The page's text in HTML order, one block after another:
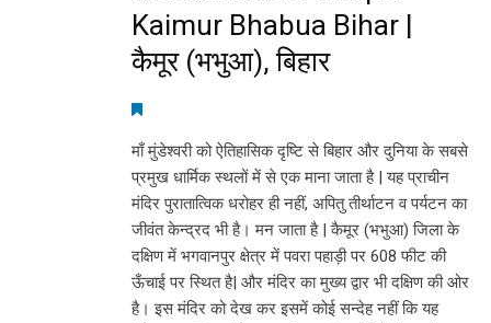
Kaimur Bhabua Bihar |
कैमूर (भभुआ), बिहार
माँ मुंडेश्वरी को ऐतिहासिक दृष्टि से बिहार और दुनिया के सबसे
प्रमुख धार्मिक स्थलों में से एक माना जाता है | यह प्राचीन
मंदिर पुरातात्विक धरोहर ही नहीं, अपितु तीर्थाटन व पर्यटन का
जीवंत केन्द्रद भी है। मन जाता है | कैमूर (भभुआ) जिला के
दक्षिण में भगवानपुर क्षेत्र में पवरा पहाड़ी पर 608 फीट की
ऊँचाई पर स्थित है| और मंदिर का मुख्य द्वार भी दक्षिण की ओर
है। इस मंदिर को देख कर इसमें कोई सन्देह नहीं कि यह